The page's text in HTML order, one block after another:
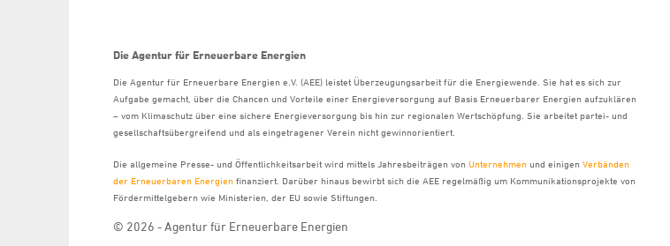
Die Agentur für Erneuerbare Energien
Die Agentur für Erneuerbare Energien e.V. (AEE) leistet Überzeugungsarbeit für die Energiewende. Sie hat es sich zur
Aufgabe gemacht, über die Chancen und Vorteile einer Energieversorgung auf Basis Erneuerbarer Energien aufzuklären
– vom Klimaschutz über eine sichere Energieversorgung bis hin zur regionalen Wertschöpfung. Sie arbeitet partei- und
gesellschaftsübergreifend und als eingetragener Verein nicht gewinnorientiert.
Die allgemeine Presse- und Öffentlichkeitsarbeit wird mittels Jahresbeiträgen von Unternehmen und einigen Verbänden
der Erneuerbaren Energien finanziert. Darüber hinaus bewirbt sich die AEE regelmäßig um Kommunikationsprojekte von
Fördermittelgebern wie Ministerien, der EU sowie Stiftungen.
© 2026 - Agentur für Erneuerbare Energien